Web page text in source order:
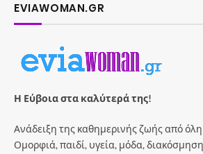
EVIAWOMAN.GR
Η Εύβοια στα καλύτερά της!
Ανάδειξη της καθημερινής ζωής από
Ομορφιά, παιδί, υγεία, μόδα,